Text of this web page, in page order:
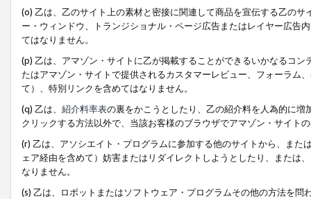
(o) 乙は、乙のサイト上の素材と密接に関連して商品を宣伝する乙の
ー・ウィンドウ、トランジショナル・ページ広告またはレイヤー広告
てはなりません。
(p) 乙は、アマゾン・サイトに乙が掲載することができるいかなるコ
たはアマゾン・サイトで提供されるカスタマーレビュー、フォーラム
て）、特別リンクを含めてはなりません。
(q) 乙は、 紹介料率表の裏をかこうとしたり、乙の紹介料を人為的に
クリックする方法以外で、当該お客様のブラウザでアマゾン・サイト
(r) 乙は、アソシエイト・プログラムに参加する他のサイトから、ま
ェア経由を含めて）妨害またはリダイレクトしようとしたり、または
なりません。
(s) 乙は、ロボットまたはソフトウェア・プログラムその他の方法を